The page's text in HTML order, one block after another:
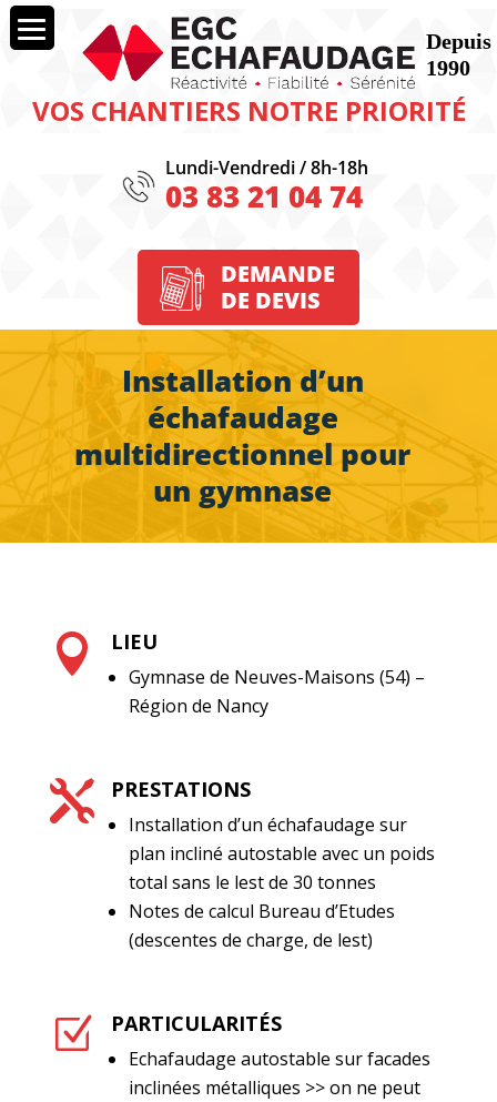
VOS CHANTIERS NOTRE PRIORITÉ
Lundi-Vendredi / 8h-18h
03 83 21 04 74
DEMANDE
DE DEVIS
Installation d’un
échafaudage
multidirectionnel pour
un gymnase
 LIEU
Gymnase de Neuves-Maisons (54) –
Région de Nancy
 PRESTATIONS
Installation d’un échafaudage sur
plan incliné autostable avec un poids
total sans le lest de 30 tonnes
Notes de calcul Bureau d’Etudes
(descentes de charge, de lest)
Z PARTICULARITÉS
Echafaudage autostable sur facades
inclinées métalliques >> on ne peut